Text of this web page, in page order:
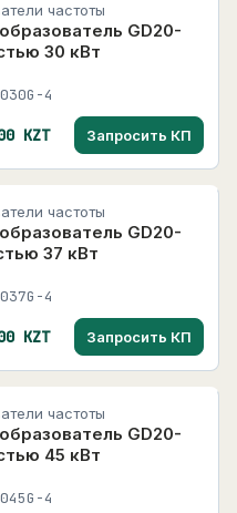
частоты
GD20-
30 кВт
4
KZT Запросить КП
частоты
GD20-
37 кВт
4
KZT Запросить КП
частоты
GD20-
45 кВт
4